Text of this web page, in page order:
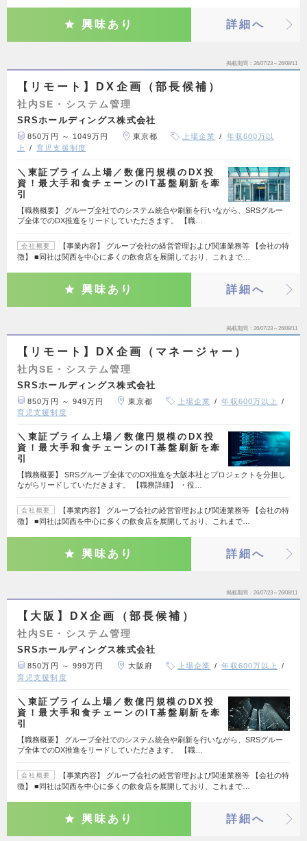
興味あり 詳細へ
掲載期間 26/07/23～26/08/11
【リモート】DX企画（部長候補）
社内SE・システム管理
SRSホールディングス株式会社
850万円 ～ 1049万円 東京都 上場企業
年収600万以
上
育児支援制度
＼東証プライム上場／数億円規模のDX投
資！最大手和食チェーンのIT基盤刷新を牽
引
【職務概要】 グループ全社でのシステム統合や刷新を行いながら、SRSグルー
プ全体でのDX推進をリードしていただきます。 【職…
会社概要
【事業内容】 グループ会社の経営管理および関連業務等 【会社の特
徴】 ■同社は関西を中心に多くの飲食店を展開しており、これまで…
興味あり 詳細へ
掲載期間 26/07/23～26/08/11
【リモート】DX企画（マネージャー）
社内SE・システム管理
SRSホールディングス株式会社
850万円 ～ 949万円 東京都 上場企業
年収600万以上
育児支援制度
＼東証プライム上場／数億円規模のDX投
資！最大手和食チェーンのIT基盤刷新を牽
引
【職務概要】 SRSグループ全体でのDX推進を大阪本社とプロジェクトを分担し
ながらリードしていただきます。 【職務詳細】 ・役…
会社概要
【事業内容】 グループ会社の経営管理および関連業務等 【会社の特
徴】 ■同社は関西を中心に多くの飲食店を展開しており、これまで…
興味あり 詳細へ
掲載期間 26/07/23～26/08/11
【大阪】DX企画（部長候補）
社内SE・システム管理
SRSホールディングス株式会社
850万円 ～ 999万円 大阪府 上場企業
年収600万以上
育児支援制度
＼東証プライム上場／数億円規模のDX投
資！最大手和食チェーンのIT基盤刷新を牽
引
【職務概要】 グループ全社でのシステム統合や刷新を行いながら、SRSグルー
プ全体でのDX推進をリードしていただきます。 【職…
会社概要
【事業内容】 グループ会社の経営管理および関連業務等 【会社の特
徴】 ■同社は関西を中心に多くの飲食店を展開しており、これまで…
興味あり 詳細へ